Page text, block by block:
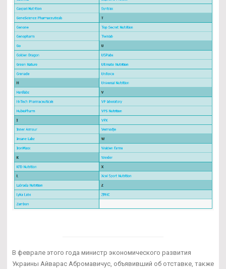
В феврале этого года министр экономического развития
Украины Айварас Абромавичус, объявивший об отставке, также